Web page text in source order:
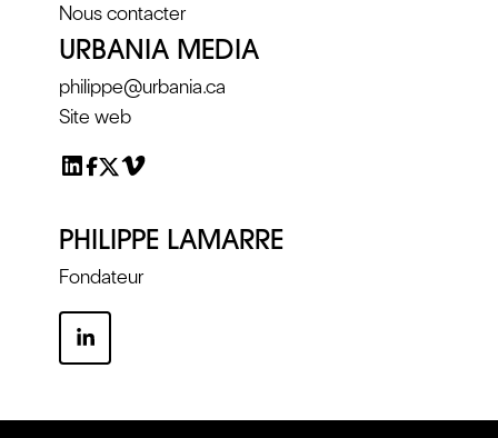
Nous contacter
URBANIA MEDIA
philippe@urbania.ca
Site web
PHILIPPE LAMARRE
Fondateur